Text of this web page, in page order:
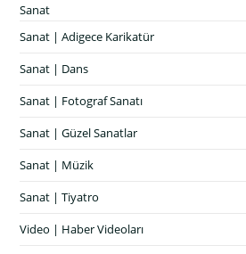
Sanat
Sanat | Adigece Karikatür
Sanat | Dans
Sanat | Fotograf Sanatı
Sanat | Güzel Sanatlar
Sanat | Müzik
Sanat | Tiyatro
Video | Haber Videoları